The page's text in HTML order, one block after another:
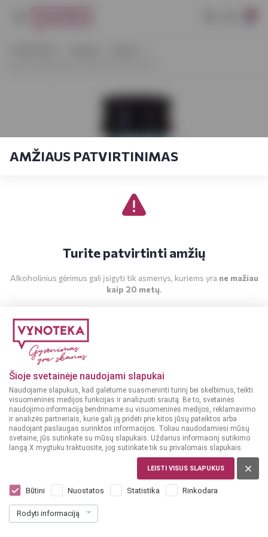
Šioje svetainėje naudojami slapukai
Naudojame slapukus, kad galėtume suasmeninti turinį bei skelbimus, teikti
visuomeninės medijos funkcijas ir analizuoti srautą. Be to, svetainės
naudojimo informaciją bendriname su visuomeninės medijos, reklamavimo
ir analizės partneriais, kurie gali ją pridėti prie kitos jūsų pateiktos arba
naudojant paslaugas surinktos informacijos. Toliau naudodamiesi mūsų
svetaine, jūs sutinkate su mūsų slapukais. Uždarius informacinį sutikimo
langą X mygtuku traktuosite, jog sutinkate tik su privalomais slapukais.
LEISTI VISUS SLAPUKUS
Būtini Nuostatos Statistika Rinkodara
Rodyti informaciją
AMŽIAUS PATVIRTINIMAS
Turite patvirtinti amžių
Alkoholinius gėrimus gali įsigyti tik asmenys, kuriems yra ne mažiau
kaip 20 metų.
Bombay Sapphire London Dry Gin 0,05 l
Dar nėra balsų, galite įvertinti
49